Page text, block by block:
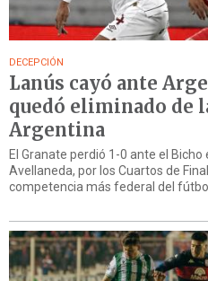
DECEPCIÓN
Lanús cayó ante
quedó eliminado de
Argentina
El Granate perdió 1-0 ante el Bicho
Avellaneda, por los Cuartos de
competencia más federal del